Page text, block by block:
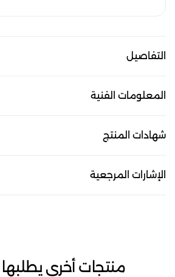
التفاصيل
المعلومات الفنية
شهادات المنتج
الإشارات المرجعية
منتجات أخرى يطلبها